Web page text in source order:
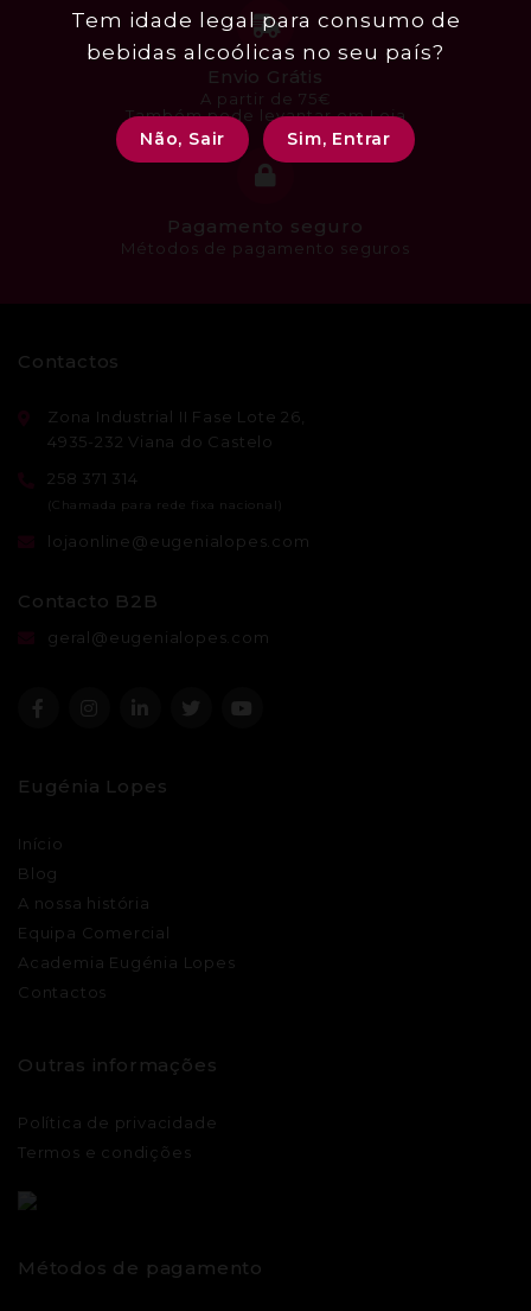
Envio Grátis
A partir de 75€
Também pode levantar em Loja
Pagamento seguro
Métodos de pagamento seguros
Contactos
Zona Industrial II Fase Lote 26,
4935-232 Viana do Castelo
258 371 314
lojaonline@eugenialopes.com
Contacto B2B
geral@eugenialopes.com
Eugénia Lopes
Início
Blog
A nossa história
Equipa Comercial
Academia Eugénia Lopes
Contactos
Outras informações
Política de privacidade
Termos e condições
Métodos de pagamento
Tem idade legal para consumo de
bebidas alcoólicas no seu país?
Não, Sair Sim, Entrar